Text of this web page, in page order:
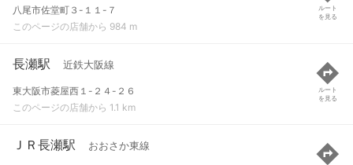
八尾市佐堂町３-１１-７
このページの店舗から 984 m
ルート
を見る
長瀬駅 近鉄大阪線
東大阪市菱屋西１-２４-２６
このページの店舗から 1.1 km
ルート
を見る
ＪＲ長瀬駅 おおさか東線